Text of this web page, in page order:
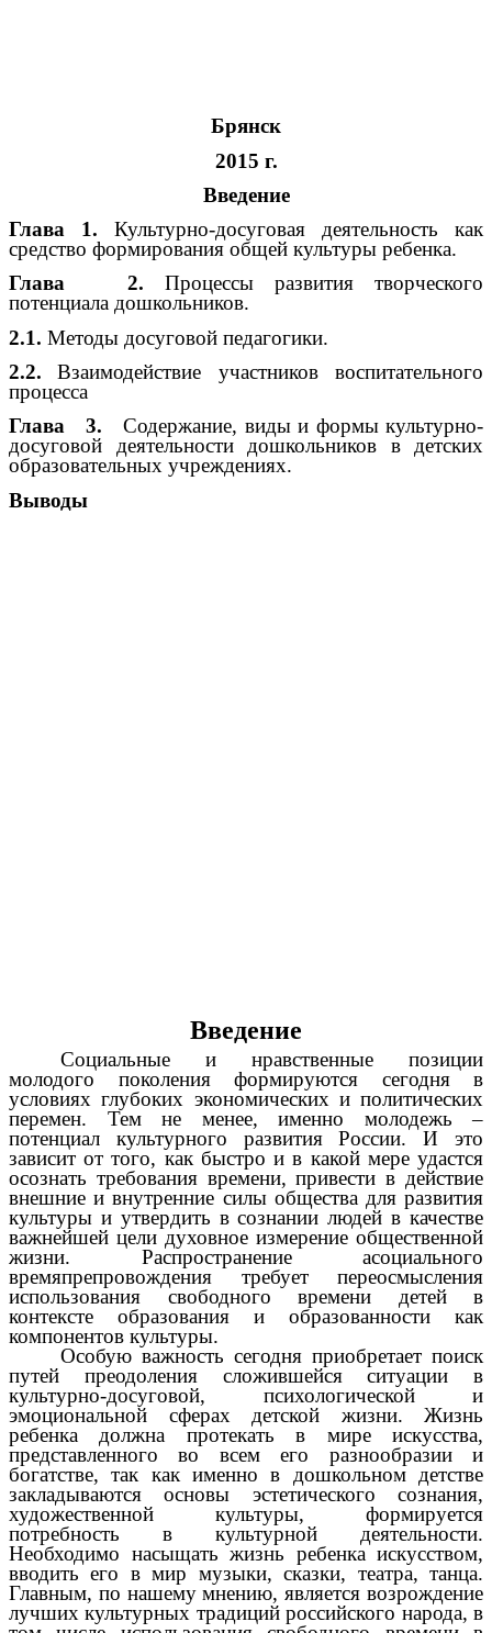
Брянск
2015 г.
Введение
Глава 1. Культурно-досуговая деятельность как
средство формирования общей культуры ребенка.
Глава 2. Процессы развития творческого
потенциала дошкольников.
2.1. Методы досуговой педагогики.
2.2.
Взаимодействие участников воспитательного
процесса
Глава 3. Содержание, виды и формы культурно-
досуговой деятельности дошкольников в детских
образовательных учреждениях.
Выводы
Введение
Социальные и нравственные позиции
молодого поколения формируются сегодня в
условиях глубоких экономических и политических
перемен. Тем не менее, именно молодежь –
потенциал культурного развития России. И это
зависит от того, как быстро и в какой мере удастся
осознать требования времени, привести в действие
внешние и внутренние силы общества для развития
культуры и утвердить в сознании людей в качестве
важнейшей цели духовное измерение общественной
жизни. Распространение асоциального
времяпрепровождения требует переосмысления
использования свободного времени детей в
контексте образования и образованности как
компонентов культуры.
Особую важность сегодня приобретает поиск
путей преодоления сложившейся ситуации в
культурно-досуговой, психологической и
эмоциональной сферах детской жизни. Жизнь
ребенка должна протекать в мире искусства,
представленного во всем его разнообразии и
богатстве, так как именно в дошкольном детстве
закладываются основы эстетического сознания,
художественной культуры, формируется
потребность в культурной деятельности.
Необходимо насыщать жизнь ребенка искусством,
вводить его в мир музыки, сказки, театра, танца.
Главным, по нашему мнению, является возрождение
лучших культурных традиций российского народа, в